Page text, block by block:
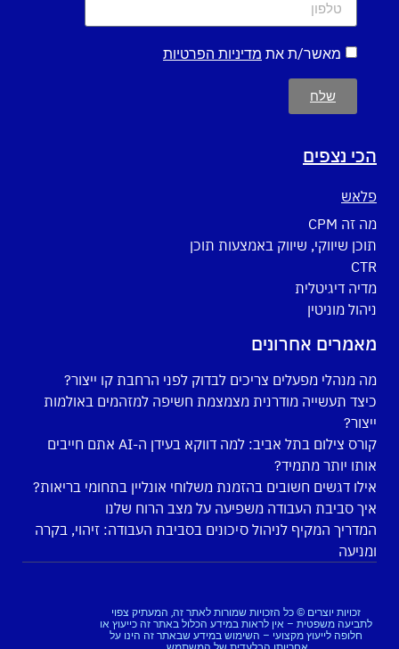
מאשר/ת את מדיניות הפרטיות
שלח
הכי נצפים
פלאש
מה זה CPM
תוכן שיווקי, שיווק באמצעות תוכן
CTR
מדיה דיגיטלית
ניהול מוניטין
מאמרים אחרונים
מה מנהלי מפעלים צריכים לבדוק לפני הרחבת קו ייצור?
כיצד תעשייה מודרנית מצמצמת חשיפה למזהמים באולמות
ייצור?
קורס צילום בתל אביב: למה דווקא בעידן ה-AI אתם חייבים
אותו יותר מתמיד?
אילו דגשים חשובים בהזמנת משלוחי אונליין בתחומי בריאות?
איך סביבת העבודה משפיעה על מצב הרוח שלנו
המדריך המקיף לניהול סיכונים בסביבת העבודה: זיהוי, בקרה
ומניעה
זכויות יוצרים © כל הזכויות שמורות לאתר זה, המעתיק צפוי
לתביעה משפטית – אין לראות במידע הכלול באתר זה כייעוץ או
חלופה לייעוץ מקצועי – השימוש במידע שבאתר זה הינו על